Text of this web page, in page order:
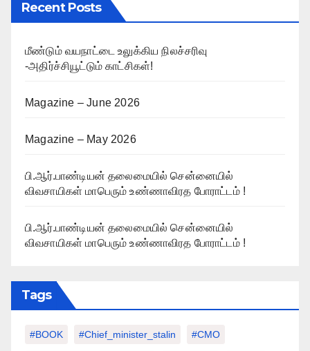
Recent Posts
மீண்டும் வயநாட்டை உலுக்கிய நிலச்சரிவு
-அதிர்ச்சியூட்டும் காட்சிகள்!
Magazine – June 2026
Magazine – May 2026
பி.ஆர்.பாண்டியன் தலைமையில் சென்னையில்
விவசாயிகள் மாபெரும் உண்ணாவிரத போராட்டம் !
பி.ஆர்.பாண்டியன் தலைமையில் சென்னையில்
விவசாயிகள் மாபெரும் உண்ணாவிரத போராட்டம் !
Tags
#BOOK #chief_minister_stalin #CMO